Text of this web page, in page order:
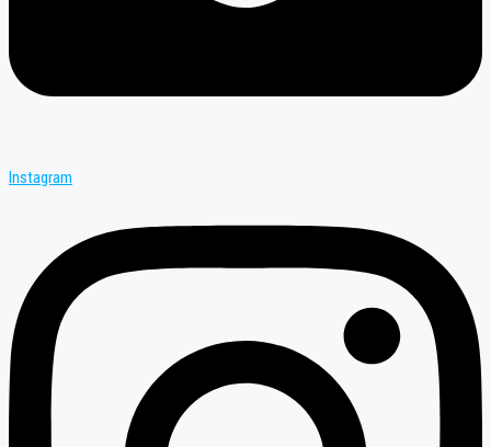
Instagram